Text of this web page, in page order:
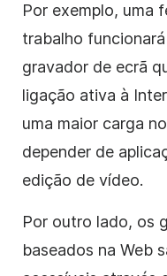
Por exemplo, uma
trabalho
gravador de ecrã
ligação ativa à
uma maior carga
depender de
edição de vídeo.
Por outro lado, os
baseados na Web